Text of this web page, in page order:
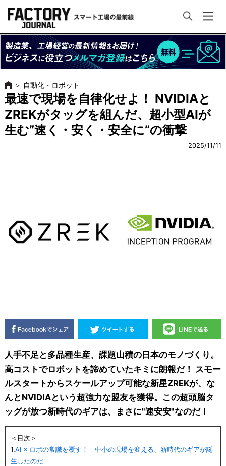
＞ 自動化・ロボット
最速で現場を自律化せよ！ NVIDIAと
ZREKがタッグを組んだ、超小型AIが
生む”速く・安く・安全に”の衝撃
2025/11/11
人手不足と多品種生産、課題山積の日本のモノづくり。
高コストでロボットを諦めていたキミに朗報だ！ スモー
ルスタートからスケールアップ可能な新星ZREKが、な
んとNVIDIAという超強力な盟友を獲得。この超頭脳タ
ッグが放つ新時代のギアは、まさに"速安安"なのだ！
＜目次＞
1.AI × ロボの常識を覆す！ 中小の現場を変える、新時代のギアが誕
生したのだ